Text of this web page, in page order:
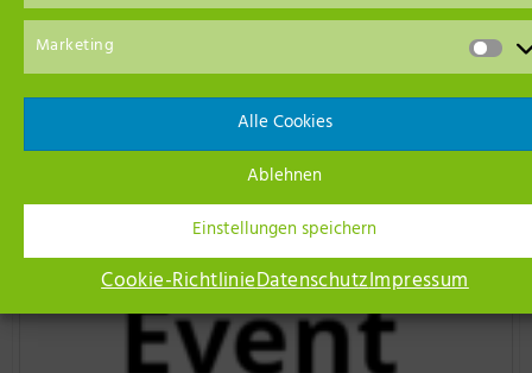
Marketing
Alle Cookies
Ablehnen
Einstellungen speichern
Cookie-RichtlinieDatenschutzImpressum
Event Empfehlungen